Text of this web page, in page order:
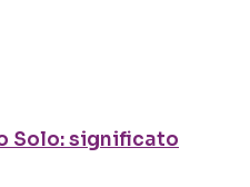
Solo: significato